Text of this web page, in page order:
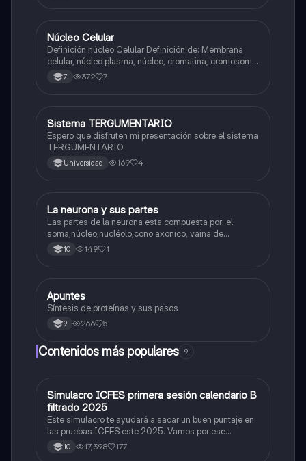
Biologia
Núcleo Celular
Definición núcleo Celular Definición de: Membrana
celular, núcleo plasma, núcleo, cromatina, cromosoma
Interfase Fases de la interfase
7 372 7
Biologia
Sistema TERGUMENTARIO
Espero que disfruten mi presentación sobre el sistema
TERGUMENTARIO
Universidad 169 4
Biologia
La neurona y sus partes
Las partes de la neurona esta compuesta por; el
soma,núcleo,nucléolo,cono axonico, vaina de
mielina,celula schwan,núcleo de schwann,nódulo de
Ranvier,terminal axonico Arborizacion terminal, botón
10 149 1
Biologia
Apuntes
Síntesis de proteínas y sus pasos
9 266 5
Contenidos más populares 9
ICFES: Matemáticas
Simulacro ICFES primera sesión calendario B
filtrado 2025
Este simulacro te ayudará a sacar un buen puntaje en
las pruebas ICFES este 2025. Vamos por ese
500/500. Y poder ser admitido en la universidad que
quieras, estudiar la carrera que quieres y no la que te
10 17,398 177